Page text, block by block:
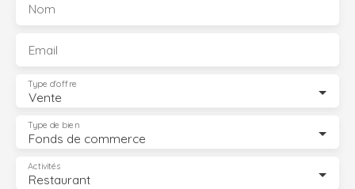
Nom
Email
Vente
Type d'offre
Fonds de commerce
Type de bien
Restaurant
Activités